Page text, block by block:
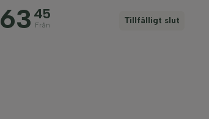
63 45
Från Tillfälligt slut